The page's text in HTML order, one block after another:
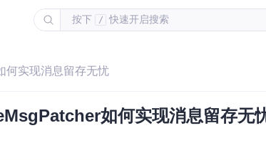
按下 / 快速开启搜索
何实现消息留存无忧
如何实现消息留存无